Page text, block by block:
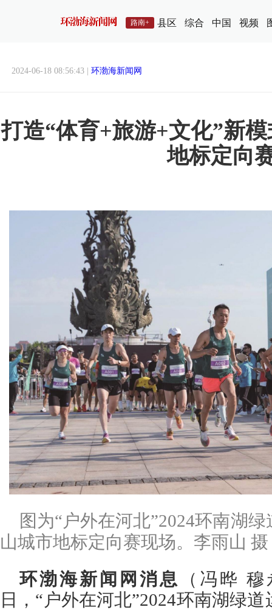
路南+ 县区 综合 中国 视频
2024-06-18 08:56:43 | 环渤海新闻网
打造“体育+旅游+文化”新
地标定向
图为“户外在河北”2024环南湖
山城市地标定向赛现场。李雨山 摄
环渤海新闻网消息
（冯晔
日，“户外在河北”2024环南湖绿